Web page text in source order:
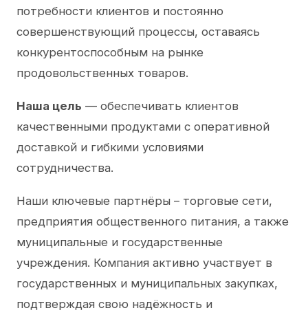
потребности клиентов и постоянно
совершенствующий процессы, оставаясь
конкурентоспособным на рынке
продовольственных товаров.
Наша цель — обеспечивать клиентов
качественными продуктами с оперативной
доставкой и гибкими условиями
сотрудничества.
Наши ключевые партнёры – торговые сети,
предприятия общественного питания, а также
муниципальные и государственные
учреждения. Компания активно участвует в
государственных и муниципальных закупках,
подтверждая свою надёжность и